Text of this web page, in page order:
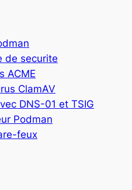
de securite
ACME
ClamAV
DNS-01 et TSIG
Podman
feux